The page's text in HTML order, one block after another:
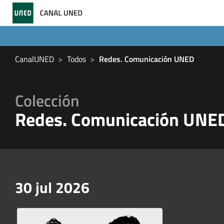
CanalUNED Todos Redes. Comunicación UNED
Colección
Redes. Comunicación
30 jul 2026